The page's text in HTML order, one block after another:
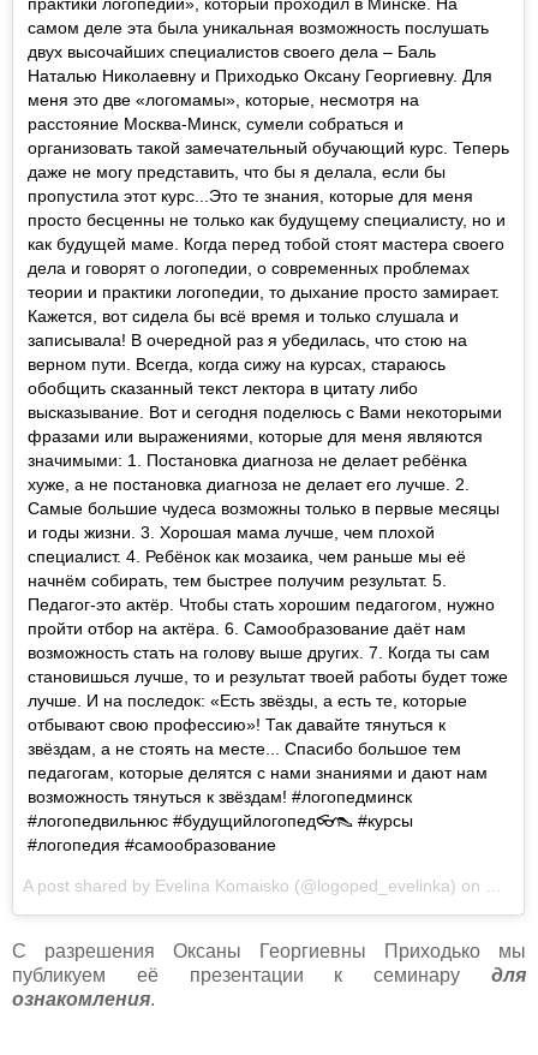
практики логопедии», который проходил в Минске. На
самом деле эта была уникальная возможность послушать
двух высочайших специалистов своего дела – Баль
Наталью Николаевну и Приходько Оксану Георгиевну. Для
меня это две «логомамы», которые, несмотря на
расстояние Москва-Минск, сумели собраться и
организовать такой замечательный обучающий курс. Теперь
даже не могу представить, что бы я делала, если бы
пропустила этот курс...Это те знания, которые для меня
просто бесценны не только как будущему специалисту, но и
как будущей маме. Когда перед тобой стоят мастера своего
дела и говорят о логопедии, о современных проблемах
теории и практики логопедии, то дыхание просто замирает.
Кажется, вот сидела бы всё время и только слушала и
записывала! В очередной раз я убедилась, что стою на
верном пути. Всегда, когда сижу на курсах, стараюсь
обобщить сказанный текст лектора в цитату либо
высказывание. Вот и сегодня поделюсь с Вами некоторыми
фразами или выражениями, которые для меня являются
значимыми: 1. Постановка диагноза не делает ребёнка
хуже, а не постановка диагноза не делает его лучше. 2.
Самые большие чудеса возможны только в первые месяцы
и годы жизни. 3. Хорошая мама лучше, чем плохой
специалист. 4. Ребёнок как мозаика, чем раньше мы её
начнём собирать, тем быстрее получим результат. 5.
Педагог-это актёр. Чтобы стать хорошим педагогом, нужно
пройти отбор на актёра. 6. Самообразование даёт нам
возможность стать на голову выше других. 7. Когда ты сам
становишься лучше, то и результат твоей работы будет тоже
лучше. И на последок: «Есть звёзды, а есть те, которые
отбывают свою профессию»! Так давайте тянуться к
звёздам, а не стоять на месте... Спасибо большое тем
педагогам, которые делятся с нами знаниями и дают нам
возможность тянуться к звёздам! #логопедминск
#логопедвильнюс #будущийлогопед👓👠 #курсы
#логопедия #самообразование
A post shared by Evelina Komaisko (@logoped_evelinka) on
May
С разрешения Оксаны Георгиевны Приходько мы
публикуем её презентации к семинарудля
ознакомления.